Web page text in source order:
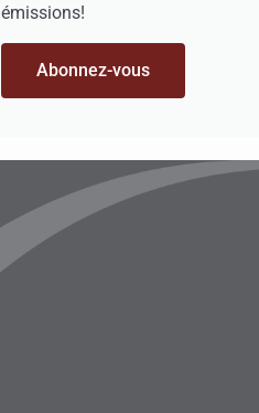
émissions!
Abonnez-vous